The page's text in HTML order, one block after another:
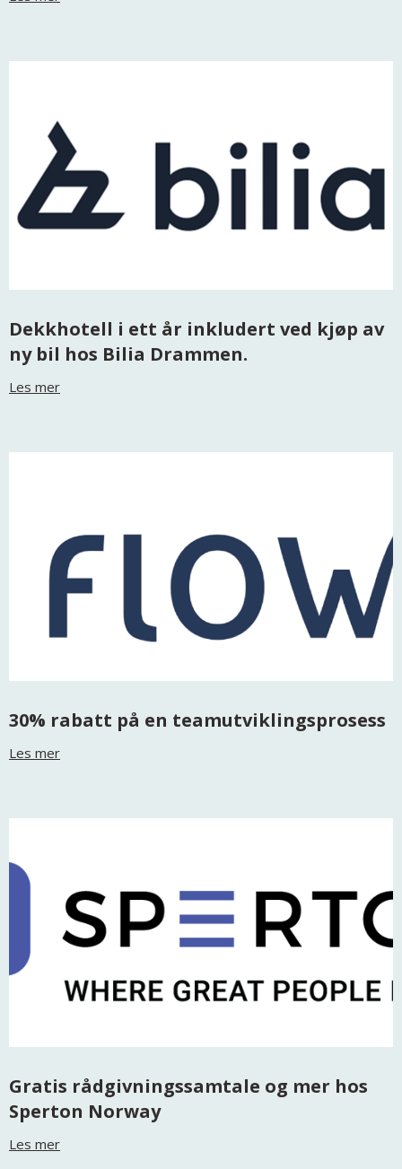
Dekkhotell i ett år inkludert ved kjøp av
ny bil hos Bilia Drammen.
Les mer
30% rabatt på en teamutviklingsprosess
Les mer
Gratis rådgivningssamtale og mer hos
Sperton Norway
Les mer